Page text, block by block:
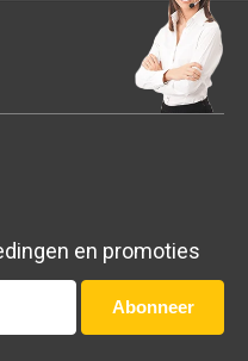
en promoties
Abonneer